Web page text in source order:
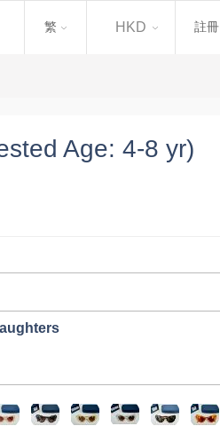
繁
繁 HKD 註冊
Age: 4-8 yr)